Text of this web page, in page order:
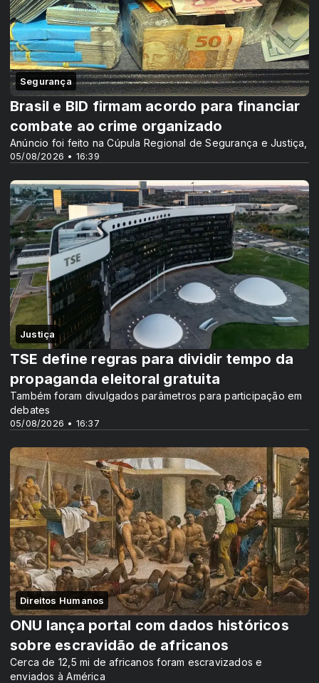
Segurança
05/08/2026 • 16:39
Brasil e BID firmam acordo para financiar
combate ao crime organizado
Anúncio foi feito na Cúpula Regional de Segurança e Justiça,
Justiça
05/08/2026 • 16:37
TSE define regras para dividir tempo da
propaganda eleitoral gratuita
Também foram divulgados parâmetros para participação em
debates
Direitos Humanos
ONU lança portal com dados históricos
sobre escravidão de africanos
Cerca de 12,5 mi de africanos foram escravizados e
enviados à América